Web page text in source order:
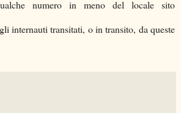
numero in meno del locale sito
internauti transitati, o in transito, da queste